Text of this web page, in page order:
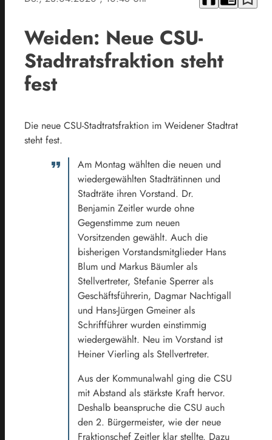
Weiden: Neue CSU-
Stadtratsfraktion steht
fest
Die neue CSU-Stadtratsfraktion im Weidener Stadtrat
steht fest.
Am Montag wählten die neuen und
wiedergewählten Stadträtinnen und
Stadträte ihren Vorstand. Dr.
Benjamin Zeitler wurde ohne
Gegenstimme zum neuen
Vorsitzenden gewählt. Auch die
bisherigen Vorstandsmitglieder Hans
Blum und Markus Bäumler als
Stellvertreter, Stefanie Sperrer als
Geschäftsführerin, Dagmar Nachtigall
und Hans-Jürgen Gmeiner als
Schriftführer wurden einstimmig
wiedergewählt. Neu im Vorstand ist
Heiner Vierling als Stellvertreter.
Aus der Kommunalwahl ging die CSU
mit Abstand als stärkste Kraft hervor.
Deshalb beanspruche die CSU auch
den 2. Bürgermeister, wie der neue
Fraktionschef Zeitler klar stellte. Dazu